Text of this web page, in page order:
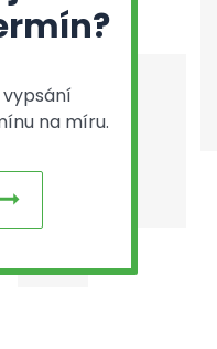
na míru.